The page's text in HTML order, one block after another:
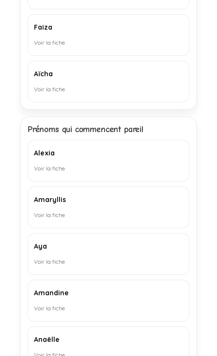
Faiza
Voir la fiche
Aïcha
Voir la fiche
Prénoms qui commencent pareil
Alexia
Voir la fiche
Amaryllis
Voir la fiche
Aya
Voir la fiche
Amandine
Voir la fiche
Anaëlle